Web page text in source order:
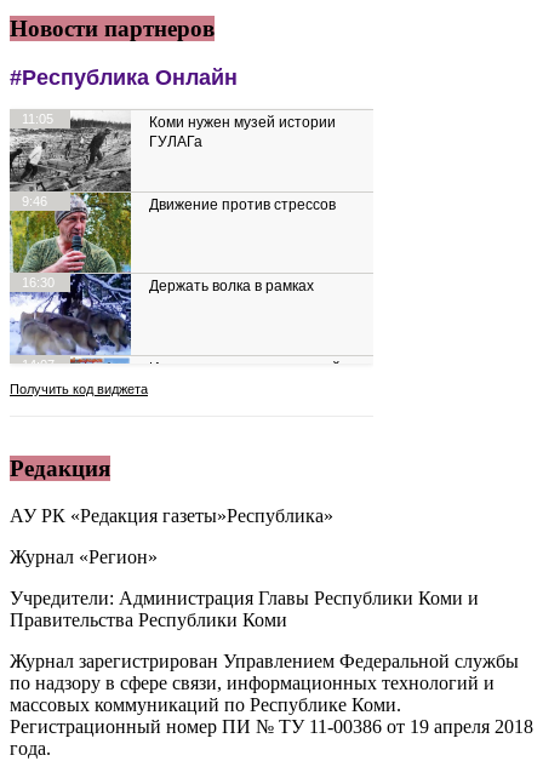
Новости партнеров
Редакция
АУ РК «Редакция газеты»Республика»
Журнал «Регион»
Учредители: Администрация Главы Республики Коми и
Правительства Республики Коми
Журнал зарегистрирован Управлением Федеральной службы
по надзору в сфере связи, информационных технологий и
массовых коммуникаций по Республике Коми.
Регистрационный номер ПИ № ТУ 11-00386 от 19 апреля 2018
года.